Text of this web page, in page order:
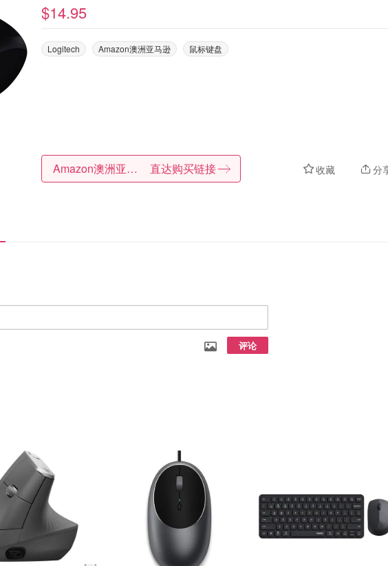
$14.95
Logitech Amazon澳洲亚马逊 鼠标键盘
收藏 分
Amazon澳洲亚马逊 直达购买链接
评论